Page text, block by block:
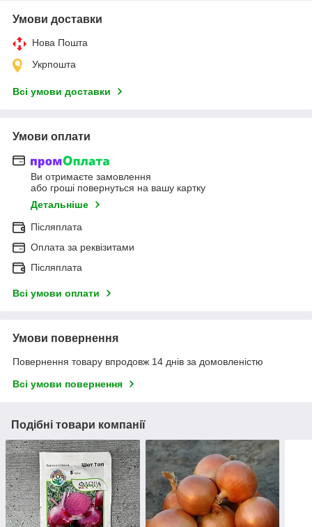
Умови доставки
Нова Пошта
Укрпошта
Всі умови доставки
Умови оплати
Ви отримаєте замовлення
або гроші повернуться на вашу картку
Детальніше
Післяплата
Оплата за реквізитами
Післяплата
Всі умови оплати
Умови повернення
Повернення товару впродовж 14 днів за домовленістю
Всі умови повернення
Подібні товари компанії